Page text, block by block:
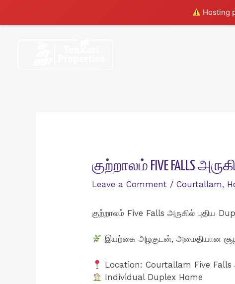
Hosting
குற்றாலம் FIVE FALLS
Leave a Comment /Courtallam,
குற்றாலம் Five Falls அருகில் புதிய
இயற்கை அழகுடன், அமைதியான
Location: Courtallam Five Falls
Individual Duplex Home